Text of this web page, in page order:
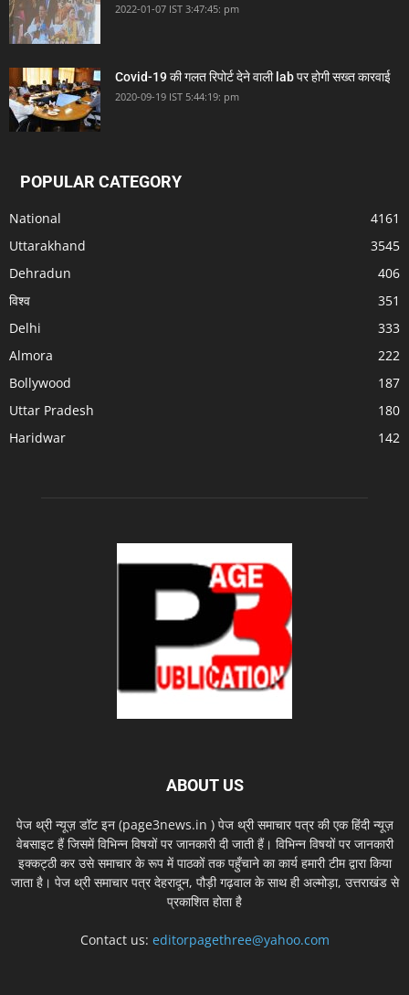
2022-01-07 IST 3:47:45: pm
Covid-19 की गलत रिपोर्ट देने वाली lab पर होगी सख्त कारवाई
2020-09-19 IST 5:44:19: pm
POPULAR CATEGORY
National
4161
Uttarakhand
3545
Dehradun
406
विश्व
351
Delhi
333
Almora
222
Bollywood
187
Uttar Pradesh
180
Haridwar
142
ABOUT US
पेज थ्री न्यूज़ डॉट इन (page3news.in ) पेज थ्री समाचार पत्र की एक हिंदी न्यूज़
वेबसाइट हैं जिसमें विभिन्न विषयों पर जानकारी दी जाती हैं। विभिन्न विषयों पर जानकारी
इक्कट्ठी कर उसे समाचार के रूप में पाठकों तक पहुँचाने का कार्य हमारी टीम द्वारा किया
जाता है। पेज थ्री समाचार पत्र देहरादून, पौड़ी गढ़वाल के साथ ही अल्मोड़ा, उत्तराखंड से
प्रकाशित होता है
Contact us: editorpagethree@yahoo.com